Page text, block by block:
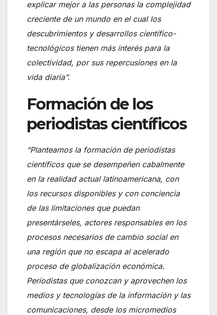
explicar mejor a las personas la complejidad
creciente de un mundo en el cual los
descubrimientos y desarrollos científico-
tecnológicos tienen más interés para la
colectividad, por sus repercusiones en la
vida diaria”.
Formación de los
periodistas científicos
“Planteamos la formación de periodistas
científicos que se desempeñen cabalmente
en la realidad actual latinoamericana, con
los recursos disponibles y con conciencia
de las limitaciones que puedan
presentárseles, actores responsables en los
procesos necesarios de cambio social en
una región que no escapa al acelerado
proceso de globalización económica.
Periodistas que conozcan y aprovechen los
medios y tecnologías de la información y las
comunicaciones, desde los micromedios